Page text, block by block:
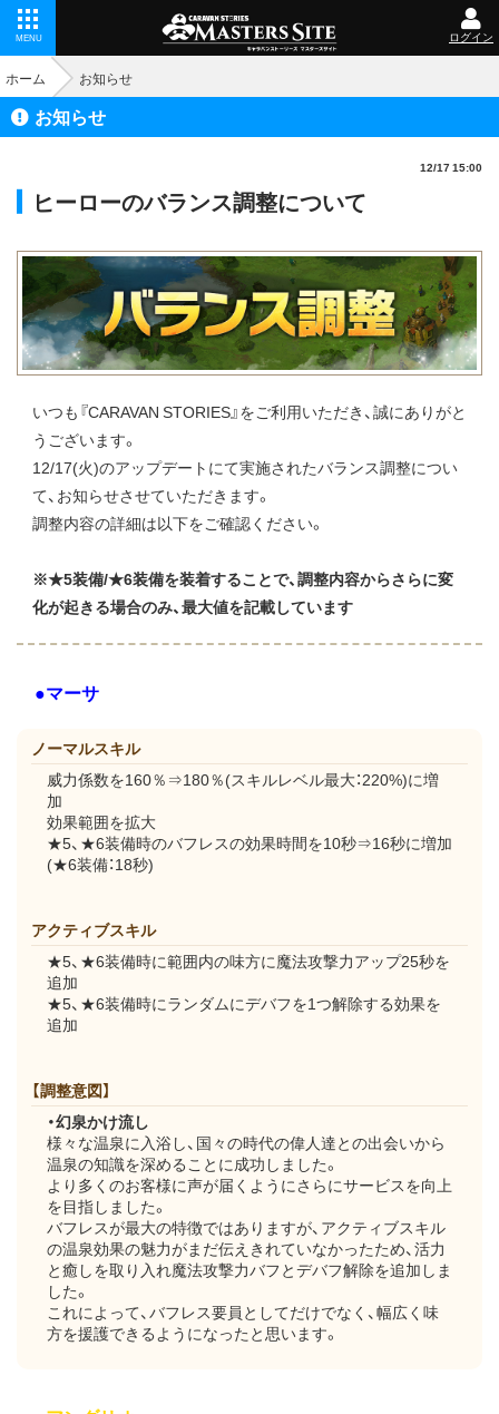
MENU ログイン
ホーム お知らせ
お知らせ
12/17 15:00
ヒーローのバランス調整について
いつも『CARAVAN STORIES』をご利用いただき、誠にありがと
うございます。
12/17(火)のアップデートにて実施されたバランス調整につい
て、お知らせさせていただきます。
調整内容の詳細は以下をご確認ください。
※★5装備/★6装備を装着することで、調整内容からさらに変
化が起きる場合のみ、最大値を記載しています
●マーサ
ノーマルスキル
威力係数を160％⇒180％(スキルレベル最大：220%)に増
加
効果範囲を拡大
★5、★6装備時のバフレスの効果時間を10秒⇒16秒に増加
(★6装備：18秒)
アクティブスキル
★5、★6装備時に範囲内の味方に魔法攻撃力アップ25秒を
追加
★5、★6装備時にランダムにデバフを1つ解除する効果を
追加
【調整意図】
・幻泉かけ流し
様々な温泉に入浴し、国々の時代の偉人達との出会いから
温泉の知識を深めることに成功しました。
より多くのお客様に声が届くようにさらにサービスを向上
を目指しました。
バフレスが最大の特徴ではありますが、アクティブスキル
の温泉効果の魅力がまだ伝えきれていなかったため、活力
と癒しを取り入れ魔法攻撃力バフとデバフ解除を追加しま
した。
これによって、バフレス要員としてだけでなく、幅広く味
方を援護できるようになったと思います。